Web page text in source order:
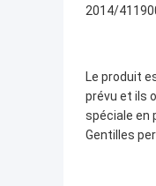
2014/
Le produit
prévu et ils
spéciale en
Gentilles